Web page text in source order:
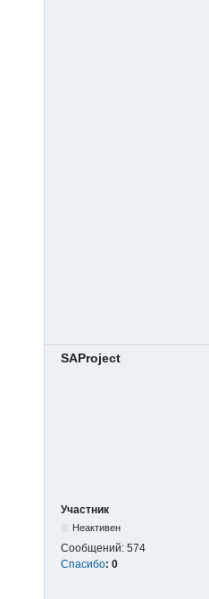
SAProject
Участник
Неактивен
Сообщений: 574
Спасибо: 0